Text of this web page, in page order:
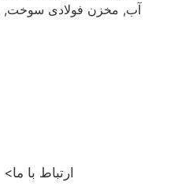
آب, مخزن فولادی سوخت,
ارتباط با ما>